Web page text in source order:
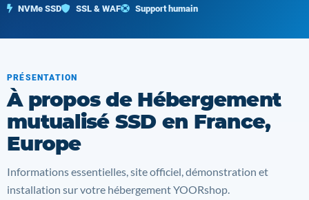
NVMe SSD SSL & WAF Support humain
PRÉSENTATION
À propos de Hébergement
mutualisé SSD en France,
Europe
Informations essentielles, site officiel, démonstration et
installation sur votre hébergement YOORshop.